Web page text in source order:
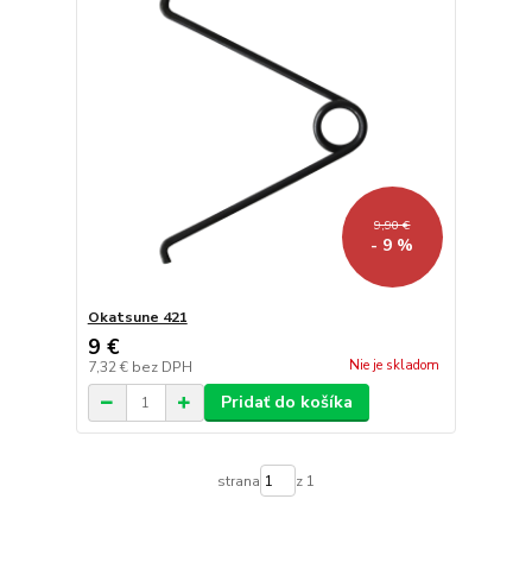
9,90 €
- 9 %
Okatsune 421
9 €
7,32 € bez DPH Nie je skladom
Pridať do košíka
strana z 1